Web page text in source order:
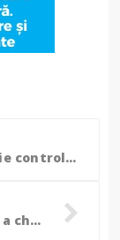
Muniție distrusă prin explozie controlată în poligonul militar din Copălău (video)
Mașină făcută scrum, proprietarul a chemat pompierii când a văzut că iese fum de sub capotă